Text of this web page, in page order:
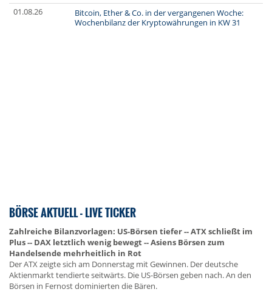
01.08.26
Bitcoin, Ether & Co. in der vergangenen Woche:
Wochenbilanz der Kryptowährungen in KW 31
BÖRSE AKTUELL - LIVE TICKER
Zahlreiche Bilanzvorlagen: US-Börsen tiefer -- ATX schließt im
Plus -- DAX letztlich wenig bewegt -- Asiens Börsen zum
Handelsende mehrheitlich in Rot
Der ATX zeigte sich am Donnerstag mit Gewinnen. Der deutsche
Aktienmarkt tendierte seitwärts. Die US-Börsen geben nach. An den
Börsen in Fernost dominierten die Bären.